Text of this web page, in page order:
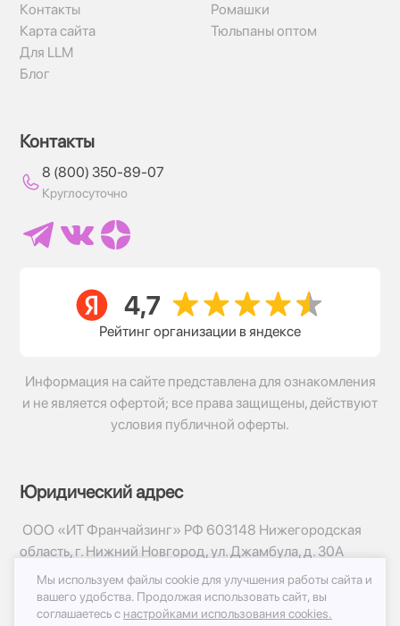
Контакты
Карта сайта
Для LLM
Блог
Ромашки
Тюльпаны оптом
Контакты
8 (800) 350-89-07
Круглосуточно
Рейтинг организации в яндексе
Информация на сайте представлена для ознакомления
и не является офертой; все права защищены, действуют
условия публичной оферты.
Юридический адрес
ООО «ИТ Франчайзинг» РФ 603148 Нижегородская
область, г. Нижний Новгород, ул. Джамбула, д. 30А
© 2017-2026г, База Цветов 24.ру
Политика конфиденциальности
Мы используем файлы cookie для улучшения работы сайта и
вашего удобства. Продолжая использовать сайт, вы
соглашаетесь с настройками использования cookies.